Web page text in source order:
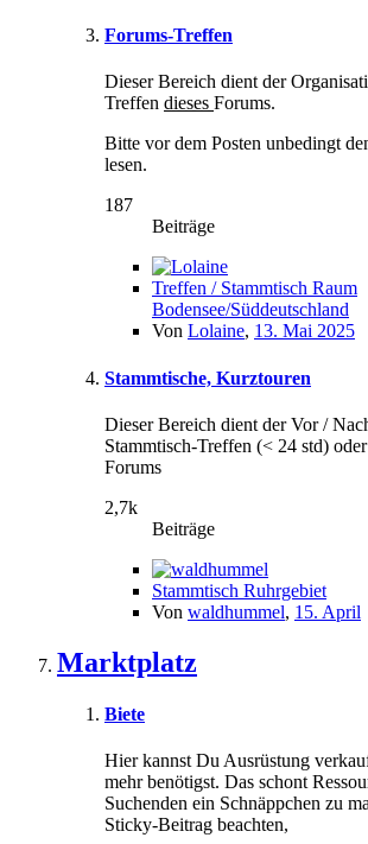
Forums-Treffen
Dieser Bereich dient der
Treffen dieses Forums.
Bitte vor dem Posten unbedingt
lesen.
187
Beiträge
Treffen / Stammtisch Raum
Bodensee/Süddeutschland
Von Lolaine, 13. Mai 2025
Stammtische, Kurztouren
Dieser Bereich dient der Vor /
Stammtisch-Treffen (< 24 std)
Forums
2,7k
Beiträge
Stammtisch Ruhrgebiet
Von waldhummel, 15. April
Marktplatz
Biete
Hier kannst Du Ausrüstung
mehr benötigst. Das schont
Suchenden ein Schnäppchen zu
Sticky-Beitrag beachten,